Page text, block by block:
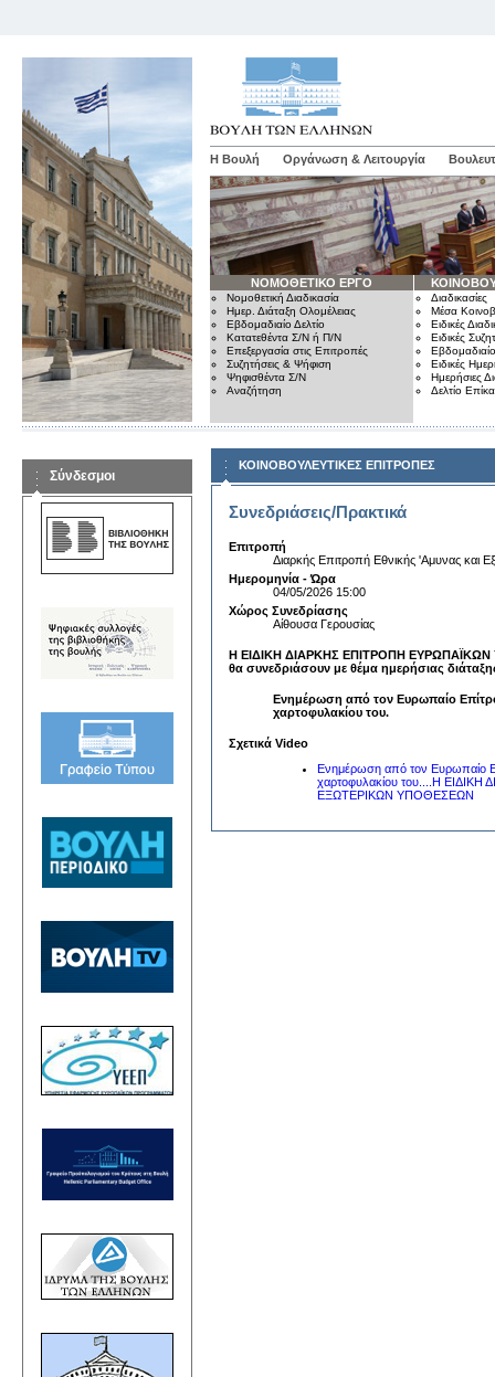
Η Βουλή Οργάνωση & Λειτουργία
ΝΟΜΟΘΕΤΙΚΟ ΕΡΓΟ
Νομοθετική Διαδικασία
Ημερ. Διάταξη Ολομέλειας
Εβδομαδιαίο Δελτίο
Κατατεθέντα Σ/Ν ή Π/Ν
Επεξεργασία στις Επιτροπές
Συζητήσεις & Ψήφιση
Ψηφισθέντα Σ/Ν
Αναζήτηση
Διαδικασίες
Μέσα
Ειδικές
Ειδικές
Εβδομαδιαίο
Ειδικές
Ημερήσιες
Δελτίο
Σύνδεσμοι
ΚΟΙΝΟΒΟΥΛΕΥΤΙΚΕΣ ΕΠΙΤΡΟΠΕΣ
Συνεδριάσεις/Πρακτικά
Επιτροπή
Διαρκής Επιτροπή Εθνικής 'Αμυνας και
Ημερομηνία - Ώρα
04/05/2026 15:00
Χώρος Συνεδρίασης
Αίθουσα Γερουσίας
Η ΕΙΔΙΚΗ ΔΙΑΡΚΗΣ ΕΠΙΤΡΟΠΗ
θα συνεδριάσουν με θέμα ημερήσιας
Ενημέρωση από τον Ευρωπαίο
χαρτοφυλακίου του.
Σχετικά Video
Ενημέρωση από τον Ευρωπαίο
χαρτοφυλακίου του....Η
ΕΞΩΤΕΡΙΚΩΝ ΥΠΟΘΕΣΕΩΝ